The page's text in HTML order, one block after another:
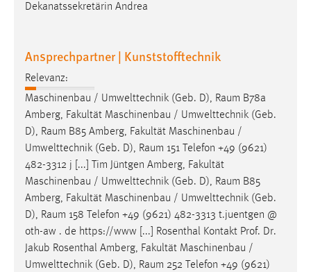
Dekanatssekretärin Andrea
Ansprechpartner | Kunststofftechnik
Relevanz:
Maschinenbau / Umwelttechnik (Geb. D), Raum B78a
Amberg, Fakultät Maschinenbau / Umwelttechnik (Geb.
D), Raum B85 Amberg, Fakultät Maschinenbau /
Umwelttechnik (Geb. D), Raum 151 Telefon +49 (9621)
482-3312 j [...] Tim Jüntgen Amberg, Fakultät
Maschinenbau / Umwelttechnik (Geb. D), Raum B85
Amberg, Fakultät Maschinenbau / Umwelttechnik (Geb.
D), Raum 158 Telefon +49 (9621) 482-3313 t.juentgen @
oth-aw . de https://www [...] Rosenthal Kontakt Prof. Dr.
Jakub Rosenthal Amberg, Fakultät Maschinenbau /
Umwelttechnik (Geb. D), Raum 252 Telefon +49 (9621)